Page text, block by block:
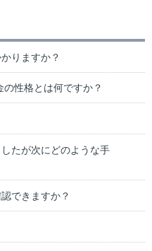
りますか？
の性格とは何ですか？
たが次にどのような手
できますか？